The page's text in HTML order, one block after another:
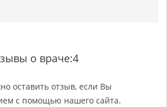
о враче:4
оставить отзыв, если Вы
с помощью нашего сайта.